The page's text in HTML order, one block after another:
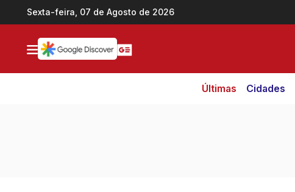
Ir direto pro conteúdo
Sexta-feira, 07 de Agosto de 2026
Últimas Cidades